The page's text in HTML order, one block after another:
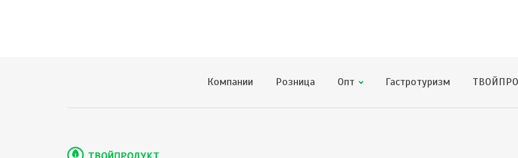
Компании Розница Опт Гастротуризм